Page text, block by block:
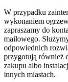
W przypadku
wykonaniem
zapraszamy do
mailowego.
odpowiednich
przygotują również
zakupu albo
innych miastach.